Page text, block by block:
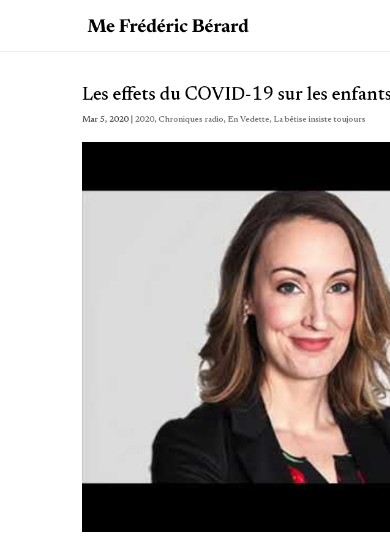
Les effets du COVID-19 sur les
Mar 5, 2020| 2020,Chroniques radio,En Vedette,La bêtise insiste toujours